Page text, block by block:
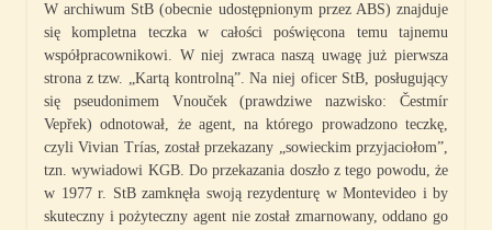
W archiwum StB (obecnie udostępnionym przez ABS) znajduje
się kompletna teczka w całości poświęcona temu tajnemu
współpracownikowi. W niej zwraca naszą uwagę już pierwsza
strona z tzw. „Kartą kontrolną”. Na niej oficer StB, posługujący
się pseudonimem Vnouček (prawdziwe nazwisko: Čestmír
Vepřek) odnotował, że agent, na którego prowadzono teczkę,
czyli Vivian Trías, został przekazany „sowieckim przyjaciołom”,
tzn. wywiadowi KGB. Do przekazania doszło z tego powodu, że
w 1977 r. StB zamknęła swoją rezydenturę w Montevideo i by
skuteczny i pożyteczny agent nie został zmarnowany, oddano go